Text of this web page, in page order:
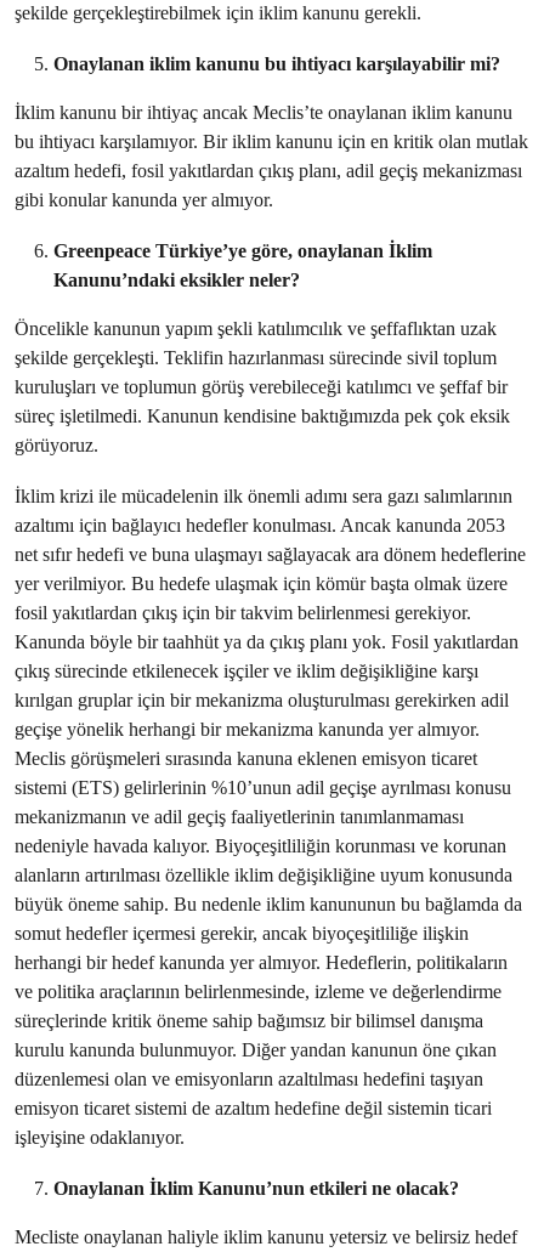
şekilde gerçekleştirebilmek için iklim kanunu gerekli.
Onaylanan iklim kanunu bu ihtiyacı karşılayabilir mi?
İklim kanunu bir ihtiyaç ancak Meclis’te onaylanan iklim kanunu
bu ihtiyacı karşılamıyor. Bir iklim kanunu için en kritik olan mutlak
azaltım hedefi, fosil yakıtlardan çıkış planı, adil geçiş mekanizması
gibi konular kanunda yer almıyor.
Greenpeace Türkiye’ye göre, onaylanan İklim
Kanunu’ndaki eksikler neler?
Öncelikle kanunun yapım şekli katılımcılık ve şeffaflıktan uzak
şekilde gerçekleşti. Teklifin hazırlanması sürecinde sivil toplum
kuruluşları ve toplumun görüş verebileceği katılımcı ve şeffaf bir
süreç işletilmedi. Kanunun kendisine baktığımızda pek çok eksik
görüyoruz.
İklim krizi ile mücadelenin ilk önemli adımı sera gazı salımlarının
azaltımı için bağlayıcı hedefler konulması. Ancak kanunda 2053
net sıfır hedefi ve buna ulaşmayı sağlayacak ara dönem hedeflerine
yer verilmiyor. Bu hedefe ulaşmak için kömür başta olmak üzere
fosil yakıtlardan çıkış için bir takvim belirlenmesi gerekiyor.
Kanunda böyle bir taahhüt ya da çıkış planı yok. Fosil yakıtlardan
çıkış sürecinde etkilenecek işçiler ve iklim değişikliğine karşı
kırılgan gruplar için bir mekanizma oluşturulması gerekirken adil
geçişe yönelik herhangi bir mekanizma kanunda yer almıyor.
Meclis görüşmeleri sırasında kanuna eklenen emisyon ticaret
sistemi (ETS) gelirlerinin %10’unun adil geçişe ayrılması konusu
mekanizmanın ve adil geçiş faaliyetlerinin tanımlanmaması
nedeniyle havada kalıyor. Biyoçeşitliliğin korunması ve korunan
alanların artırılması özellikle iklim değişikliğine uyum konusunda
büyük öneme sahip. Bu nedenle iklim kanununun bu bağlamda da
somut hedefler içermesi gerekir, ancak biyoçeşitliliğe ilişkin
herhangi bir hedef kanunda yer almıyor. Hedeflerin, politikaların
ve politika araçlarının belirlenmesinde, izleme ve değerlendirme
süreçlerinde kritik öneme sahip bağımsız bir bilimsel danışma
kurulu kanunda bulunmuyor. Diğer yandan kanunun öne çıkan
düzenlemesi olan ve emisyonların azaltılması hedefini taşıyan
emisyon ticaret sistemi de azaltım hedefine değil sistemin ticari
işleyişine odaklanıyor.
Onaylanan İklim Kanunu’nun etkileri ne olacak?
Mecliste onaylanan haliyle iklim kanunu yetersiz ve belirsiz hedef